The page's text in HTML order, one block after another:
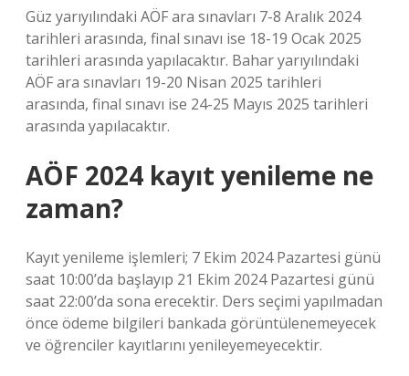
Güz yarıyılındaki AÖF ara sınavları 7-8 Aralık 2024
tarihleri ​​arasında, final sınavı ise 18-19 Ocak 2025
tarihleri ​​arasında yapılacaktır. Bahar yarıyılındaki
AÖF ara sınavları 19-20 Nisan 2025 tarihleri ​​
arasında, final sınavı ise 24-25 Mayıs 2025 tarihleri ​​
arasında yapılacaktır.
AÖF 2024 kayıt yenileme ne
zaman?
Kayıt yenileme işlemleri; 7 Ekim 2024 Pazartesi günü
saat 10:00’da başlayıp 21 Ekim 2024 Pazartesi günü
saat 22:00’da sona erecektir. Ders seçimi yapılmadan
önce ödeme bilgileri bankada görüntülenemeyecek
ve öğrenciler kayıtlarını yenileyemeyecektir.